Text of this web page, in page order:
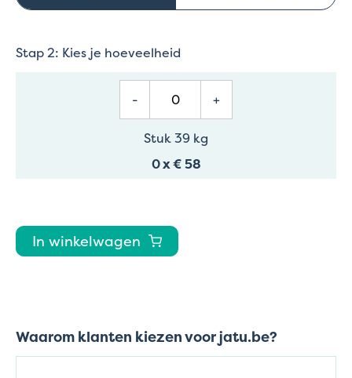
Stap 2: Kies je hoeveelheid
- +
Stuk 39 kg
0x€ 58
In winkelwagen
Waarom klanten kiezen voor jatu.be?